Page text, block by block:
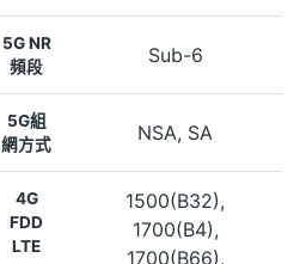
5G NR
頻段
Sub-6
5G組
網方式
NSA, SA
4G
FDD
LTE
1500(B32),
1700(B4),
1700(B66),